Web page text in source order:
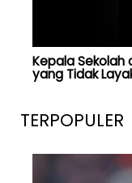
Kepala Sekolah
yang Tidak
TERPOPULER